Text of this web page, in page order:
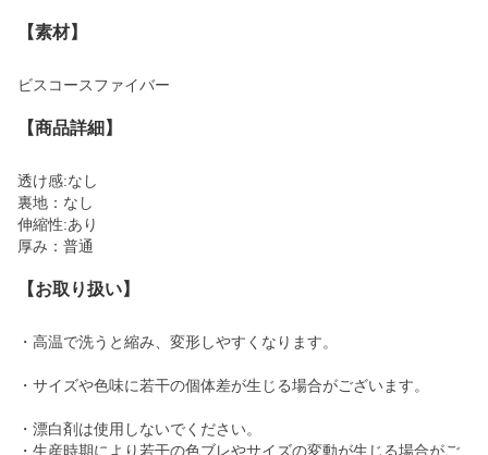
【素材】
ビスコースファイバー
【商品詳細】
透け感:なし
裏地：なし
伸縮性:あり
厚み：普通
【お取り扱い】
・高温で洗うと縮み、変形しやすくなります。
・サイズや色味に若干の個体差が生じる場合がございます。
・漂白剤は使用しないでください。
・生産時期により若干の色ブレやサイズの変動が生じる場合がご